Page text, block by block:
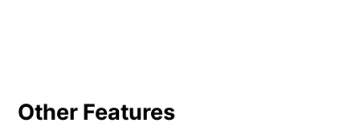
Other Features